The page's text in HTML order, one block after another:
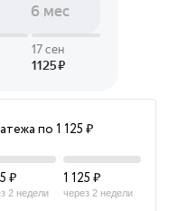
по 1 125 ₽
₽
2 недели
1 125 ₽
через 2 недели